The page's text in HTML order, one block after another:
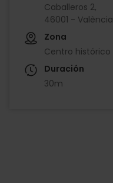
Caballeros 2,
46001 - València
Zona
Centro histórico
Duración
30m